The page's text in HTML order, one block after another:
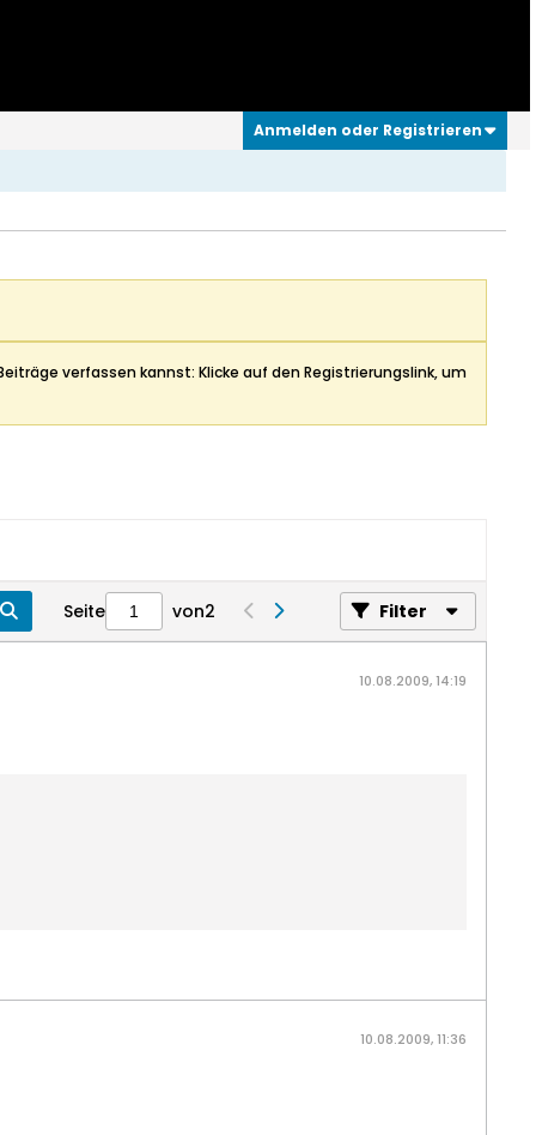
Anmelden oder Registrieren
verfassen kannst: Klicke auf den Registrierungslink, um
Seite von2 Filter
10.08.2009, 14:19
10.08.2009, 11:36